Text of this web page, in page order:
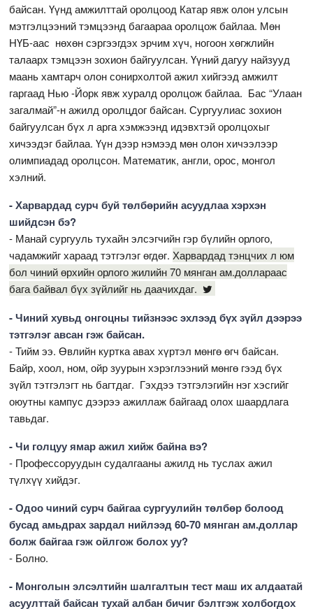
байсан. Үүнд амжилттай оролцоод Катар явж олон улсын
мэтгэлцээний тэмцээнд багаараа оролцож байлаа. Мөн
НҮБ-аас нөхөн сэргээгдэх эрчим хүч, ногоон хөгжлийн
талаарх тэмцээн зохион байгуулсан. Үүний дагуу найзууд
маань хамтарч олон сонирхолтой ажил хийгээд амжилт
гаргаад Нью -Йорк явж хуралд оролцож байлаа. Бас “Улаан
загалмай”-н ажилд оролцдог байсан. Сургуулиас зохион
байгуулсан бүх л арга хэмжээнд идэвхтэй оролцохыг
хичээдэг байлаа. Үүн дээр нэмээд мөн олон хичээлээр
олимпиадад оролцсон. Математик, англи, орос, монгол
хэлний.
- Харвардад сурч буй төлбөрийн асуудлаа хэрхэн
шийдсэн бэ?
- Манай сургууль тухайн элсэгчийн гэр бүлийн орлого,
чадамжийг хараад тэтгэлэг өгдөг. Харвардад тэнцчих л юм
бол чиний өрхийн орлого жилийн 70 мянган ам.доллараас
бага байвал бүх зүйлийг нь даачихдаг.
- Чиний хувьд онгоцны тийзнээс эхлээд бүх зүйл дээрээ
тэтгэлэг авсан гэж байсан.
- Тийм ээ. Өвлийн куртка авах хүртэл мөнгө өгч байсан.
Байр, хоол, ном, ойр зуурын хэрэглээний мөнгө гээд бүх
зүйл тэтгэлэгт нь багтдаг. Гэхдээ тэтгэлэгийн нэг хэсгийг
оюутны кампус дээрээ ажиллаж байгаад олох шаардлага
тавьдаг.
- Чи голцуу ямар ажил хийж байна вэ?
- Профессоруудын судалгааны ажилд нь туслах ажил
түлхүү хийдэг.
- Одоо чиний сурч байгаа сургуулийн төлбөр болоод
бусад амьдрах зардал нийлээд 60-70 мянган ам.доллар
болж байгаа гэж ойлгож болох уу?
- Болно.
- Монголын элсэлтийн шалгалтын тест маш их алдаатай
асуулттай байсан тухай албан бичиг бэлтгэж холбогдох